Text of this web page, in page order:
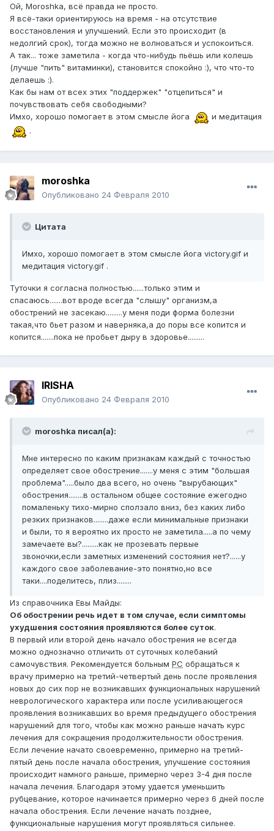
Ой, Moroshka, всё правда не просто.
Я всё-таки ориентируюсь на время - на отсутствие
восстановления и улучшений. Если это происходит (в
недолгий срок), тогда можно не волноваться и успокоиться.
А так... тоже заметила - когда что-нибудь пьёшь или колешь
(лучше "пить" витаминки), становится спокойно :), что что-то
делаешь :).
Как бы нам от всех этих "поддержек" "отцепиться" и
почувствовать себя свободными?
Имхо, хорошо помогает в этом смысле йога
и медитация
.
moroshka
Опубликовано 24 Февраля 2010
Цитата
Имхо, хорошо помогает в этом смысле йога victory.gif и
медитация victory.gif .
Туточки я согласна полностью......только этим и
спасаюсь.......вот вроде всегда "слышу" организм,а
обострений не засекаю.........у меня поди форма болезни
такая,что бьет разом и наверняка,а до поры все копится и
копится.......пока не пробьет дыру в здоровье.........
IRISHA
Опубликовано 24 Февраля 2010
moroshka писал(а):
Мне интересно по каким признакам каждый с точностью
определяет свое обострение.......у меня с этим "большая
проблема".....было два всего, но очень "вырубающих"
обострения........в остальном общее состояние ежегодно
помаленьку тихо-мирно сползало вниз, без каких либо
резких признаков........даже если минимальные признаки
и были, то я вероятно их просто не заметила.....а по чему
замечаете вы?.........как не прозевать первые
звоночки,если заметных изменений состояния нет?......у
каждого свое заболевание-это понятно,но все
таки....поделитесь, плиз........
Из справочника Евы Майды:
Об обострении речь идет в том случае, если симптомы
ухудшения состояния проявляются более суток.
В первый или второй день начало обострения не всегда
можно однозначно отличить от суточных колебаний
самочувствия. Рекомендуется больным РС обращаться к
врачу примерно на третий-четвертый день после проявления
новых до сих пор не возникавших функциональных нарушений
неврологического характера или после усиливающегося
проявления возникавших во время предыдущего обострения
нарушений для того, чтобы как можно раньше начать курс
лечения для сокращения продолжительности обострения.
Если лечение начато своевременно, примерно на третий-
пятый день после начала обострения, улучшение состояния
происходит намного раньше, примерно через 3-4 дня после
начала лечения. Благодаря этому удается уменьшить
рубцевание, которое начинается примерно через 6 дней после
начала обострения. Если лечение начать позднее,
функциональные нарушения могут проявляться сильнее.